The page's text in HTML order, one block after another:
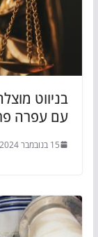
בניווט
עם עפרה
15 בנובמבר 2024